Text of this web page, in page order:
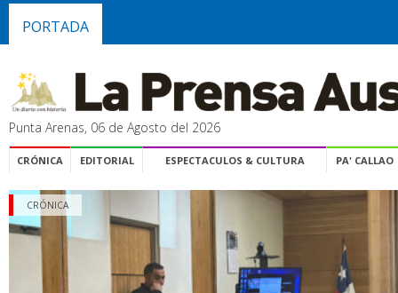
PORTADA
Punta Arenas, 06 de Agosto del 2026
CRÓNICA EDITORIAL ESPECTACULOS & CULTURA PA' CALLAO
CRÓNICA